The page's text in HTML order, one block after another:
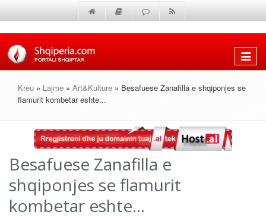
Shfaq
Kreu » Lajme » Art&Kulture » Besafuese Zanafilla e shqiponjes se
flamurit kombetar eshte...
Besafuese Zanafilla e
shqiponjes se flamurit
kombetar eshte...